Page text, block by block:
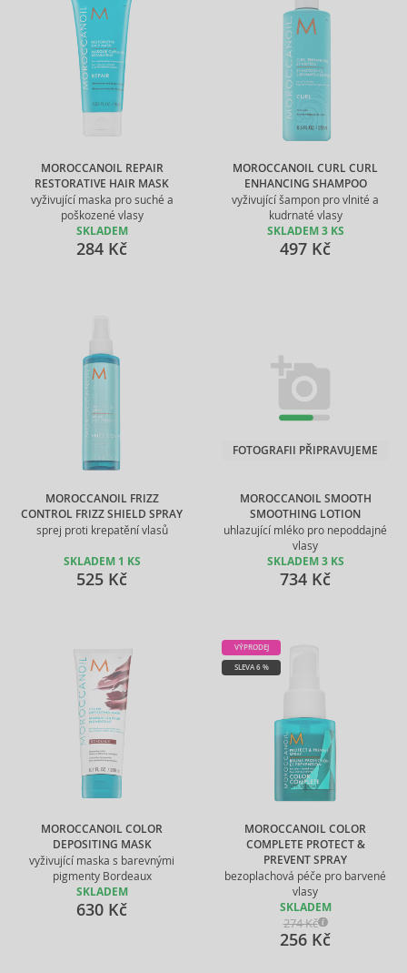
MOROCCANOIL REPAIR
RESTORATIVE HAIR MASK
vyživující maska pro suché a
poškozené vlasy
SKLADEM
284 Kč
MOROCCANOIL CURL CURL
ENHANCING SHAMPOO
vyživující šampon pro vlnité a
kudrnaté vlasy
SKLADEM 3 KS
497 Kč
MOROCCANOIL FRIZZ
CONTROL FRIZZ SHIELD SPRAY
sprej proti krepatění vlasů
SKLADEM 1 KS
525 Kč
MOROCCANOIL SMOOTH
SMOOTHING LOTION
uhlazující mléko pro nepoddajné
vlasy
FOTOGRAFII PŘIPRAVUJEME
SKLADEM 3 KS
734 Kč
MOROCCANOIL COLOR
DEPOSITING MASK
vyživující maska s barevnými
pigmenty Bordeaux
SKLADEM
630 Kč
MOROCCANOIL COLOR
COMPLETE PROTECT &
PREVENT SPRAY
bezoplachová péče pro barvené
vlasy
VÝPRODEJ
SLEVA 6 %
SKLADEM
274 Kč
256 Kč